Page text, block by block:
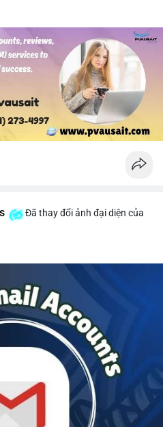
stop loss về điểm hòa vốn.
#lenhmuasol
Đã thay đổi ảnh đại diện của